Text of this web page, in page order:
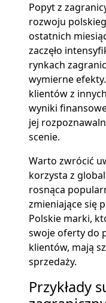
Popyt z
rozwoju
ostatnich
zaczęło
rynkach
wymierne
klientów z
wyniki
jej
scenie.
Warto zwrócić
korzysta z
rosnąca
zmieniające się
Polskie marki,
swoje oferty do
klientów, mają
sprzedaży.
Przykłady